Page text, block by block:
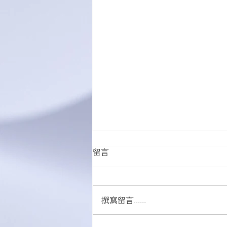
五外籍男女涉販吸毒被捕
留言
撰寫留言......